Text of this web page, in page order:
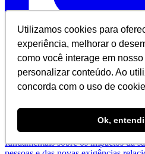
Utilizamos cookies para
experiência, melhorar o
como você interage em
personalizar conteúdo. Ao
concorda com o uso de
Ok,